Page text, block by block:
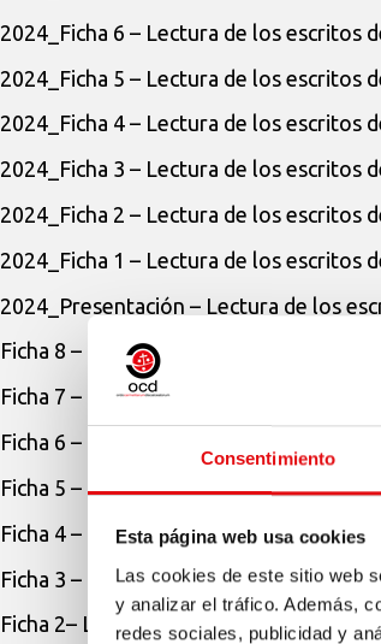
Consentimiento
Esta página web usa cookies
Las cookies de este sitio web
y analizar el tráfico. Además,
redes sociales, publicidad y
2024_Ficha 6 – Lectura de los escritos
2024_Ficha 5 – Lectura de los escritos
2024_Ficha 4 – Lectura de los escritos
2024_Ficha 3 – Lectura de los escritos
2024_Ficha 2 – Lectura de los escritos
2024_Ficha 1 – Lectura de los escritos
2024_Presentación – Lectura de los
Ficha 8 – Lectura de los escritos de
Ficha 7 – Lectura de los escritos de
Ficha 6 – Lectura de los escritos de
Ficha 5 – Lectura de los escritos de
Ficha 4 – Lectura de los escritos de
Ficha 3 – Lectura de los escritos de
Ficha 2– Lectura de los escritos de